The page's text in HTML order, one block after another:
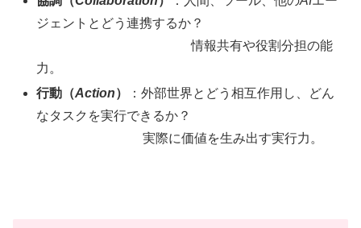
ジェントとどう連携するか？
情報共有や役割分担の能
力。
行動（Action）
：外部世界とどう相互作用し、どん
なタスクを実行できるか？
実際に価値を生み出す実行力。